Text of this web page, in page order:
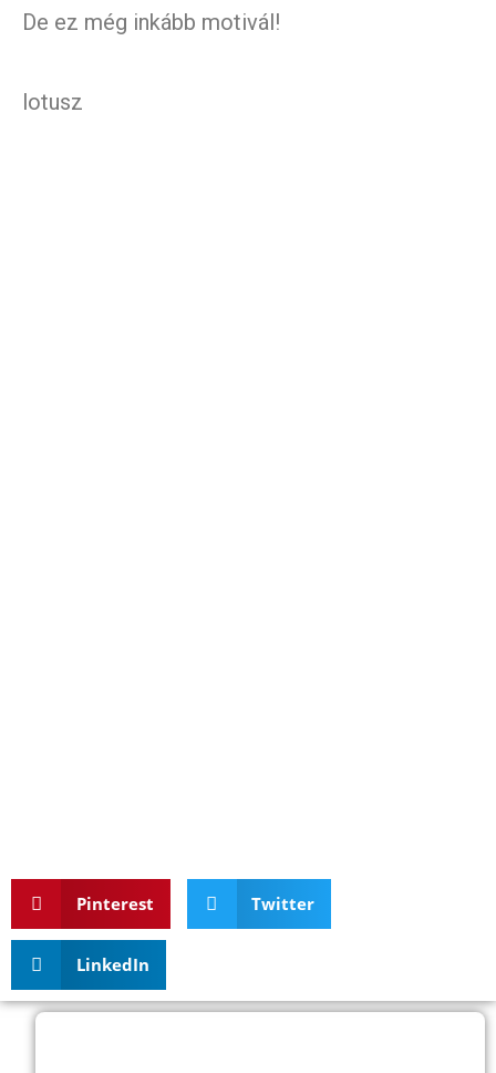
De ez még inkább motivál!
lotusz
Pinterest Twitter
LinkedIn